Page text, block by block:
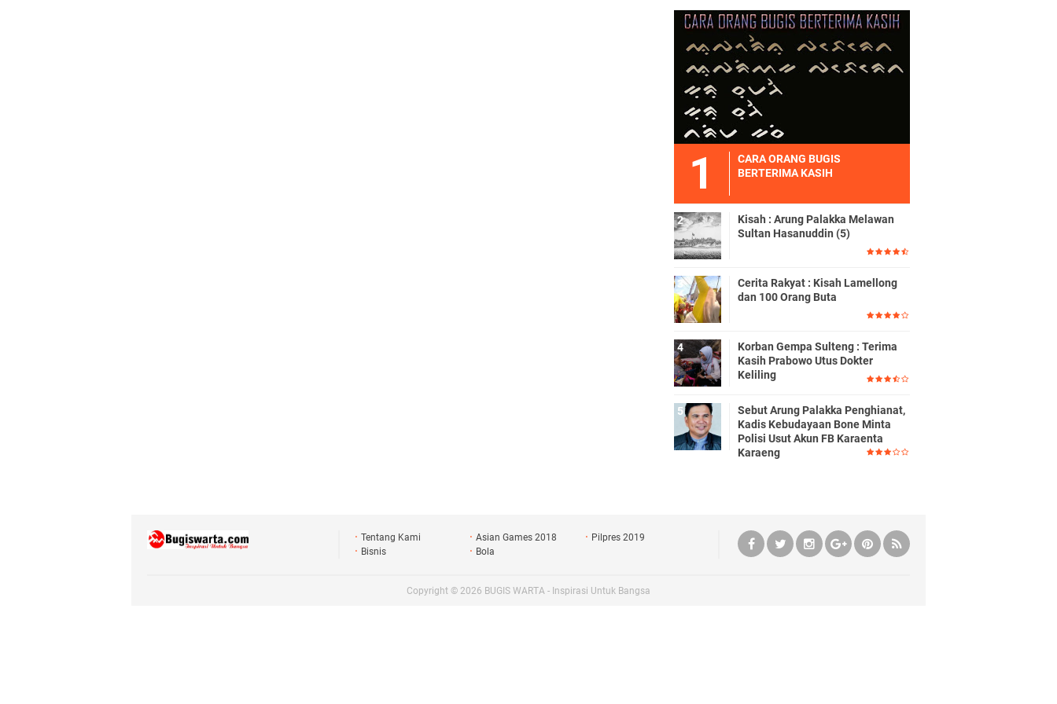
CARA ORANG BUGIS
BERTERIMA KASIH
Kisah : Arung Palakka Melawan
Sultan Hasanuddin (5)
Cerita Rakyat : Kisah Lamellong
dan 100 Orang Buta
Korban Gempa Sulteng : Terima
Kasih Prabowo Utus Dokter
Keliling
Sebut Arung Palakka Penghianat,
Kadis Kebudayaan Bone Minta
Polisi Usut Akun FB Karaenta
Karaeng
Tentang Kami Asian Games 2018
Pilpres 2019
Bisnis
Bola
Copyright © 2026 BUGIS WARTA - Inspirasi Untuk Bangsa